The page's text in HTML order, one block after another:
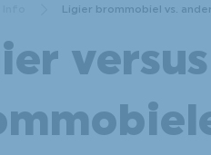
Ligier brommobiel vs.